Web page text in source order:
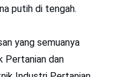
putih di tengah.
yang semuanya
Pertanian dan